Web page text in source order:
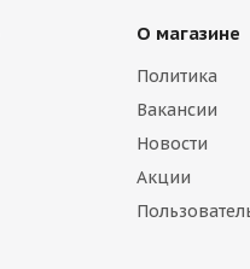
О магазине
Политика
Вакансии
Новости
Акции